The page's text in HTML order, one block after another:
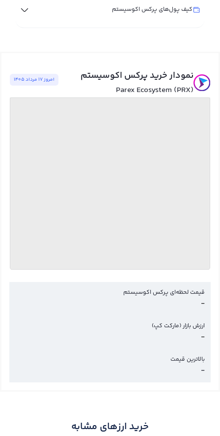
کیف پول‌های پرکس اکوسیستم
نمودار خرید پرکس اکوسیستم
Parex Ecosystem (PRX)
امروز ١٧ مرداد ١٤٠٥
قیمت لحظه‌ای پرکس اکوسیستم
-
ارزش بازار (مارکت کپ)
-
بالاترین قیمت
-
خرید ارزهای مشابه